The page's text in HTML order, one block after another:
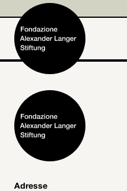
Home
Stiftung
Tätigkeiten und Projekte
Alexander Langer
Adresse